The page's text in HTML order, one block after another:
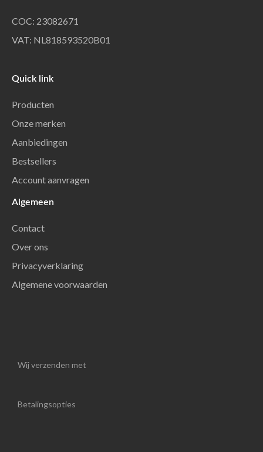
COC: 23082671
VAT: NL818593520B01
Quick link
Producten
Onze merken
Aanbiedingen
Bestsellers
Account aanvragen
Algemeen
Contact
Over ons
Privacyverklaring
Algemene voorwaarden
Wij verzenden met
Betalingsopties